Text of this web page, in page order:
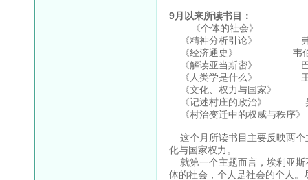
9月以来所读书目：
《个体的社会》 埃
《精神分析引论》 弗
《经济通史》 韦
《解读亚当斯密》 巴
《人类学是什么》 王
《文化、权力与国家》
《记述村庄的政治》
《村治变迁中的权威与秩序
这个月所读书目主要反映两个
化与国家权力。
就第一个主题而言，埃利亚斯
体的社会，个人是社会的个人